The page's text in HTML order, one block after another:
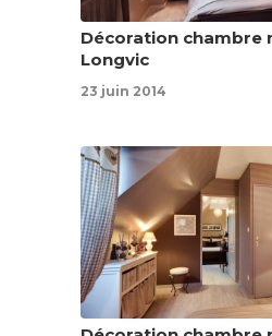
Décoration chambre
Longvic
23 juin 2014